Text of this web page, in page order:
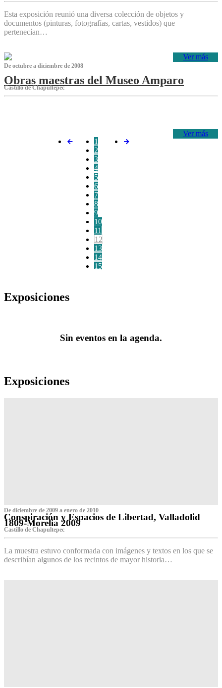
Esta exposición reunió una diversa colección de objetos y
documentos (pinturas, fotografías, cartas, vestidos) que
pertenecían…
Ver más
De octubre a diciembre de 2008
Obras maestras del Museo Amparo
Castillo de Chapultepec
Ver más
1
2
3
4
5
6
7
8
9
10
11
12
13
14
15
Exposiciones
Sin eventos en la agenda.
Exposiciones
De diciembre de 2009 a enero de 2010
Conspiración y Espacios de Libertad, Valladolid
1809-Morelia 2009
Castillo de Chapultepec
La muestra estuvo conformada con imágenes y textos en los que se
describían algunos de los recintos de mayor historia…